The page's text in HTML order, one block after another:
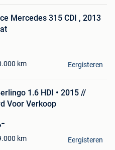
Mercedes 315 CDI , 2013
km Eergisteren
1.6 HDI • 2015 //
Voor Verkoop
km Eergisteren